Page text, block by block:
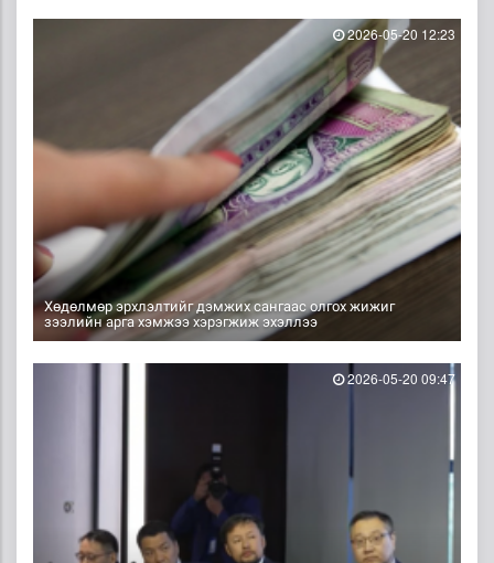
Хөдөлмөр эрхлэлтийг дэмжих сангаас олгох жижиг
зээлийн арга хэмжээ хэрэгжиж эхэллээ
2026-05-20 12:23
2026-05-20 09:47